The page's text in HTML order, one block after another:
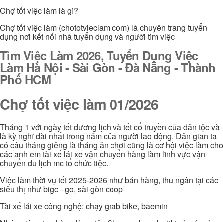
Chợ tốt việc làm là gì?
Chợ tốt việc làm (chototvieclam.com) là chuyên trang tuyển
dụng nơi kết nối nhà tuyển dụng và người tìm việc
Tìm Việc Làm 2026, Tuyển Dụng Việc
Làm Hà Nội - Sài Gòn - Đà Nẵng - Thành
Phố HCM
Chợ tốt việc làm 01/2026
Tháng 1 với ngày tết dương lịch và tết cổ truyền của dân tộc và
là kỳ nghĩ dài nhất trong năm của người lao động. Dân gian ta
có câu tháng giêng là tháng ăn chơi cũng là cơ hội việc làm cho
các anh em tài xế lái xe vận chuyển hàng làm lĩnh vực vận
chuyển du lịch mc tổ chức tiệc.
Việc làm thời vụ tết 2025-2026 như bán hàng, thu ngân tại các
siêu thị như bigc - go, sài gòn coop
Tài xế lái xe công nghệ: chạy grab bike, baemin